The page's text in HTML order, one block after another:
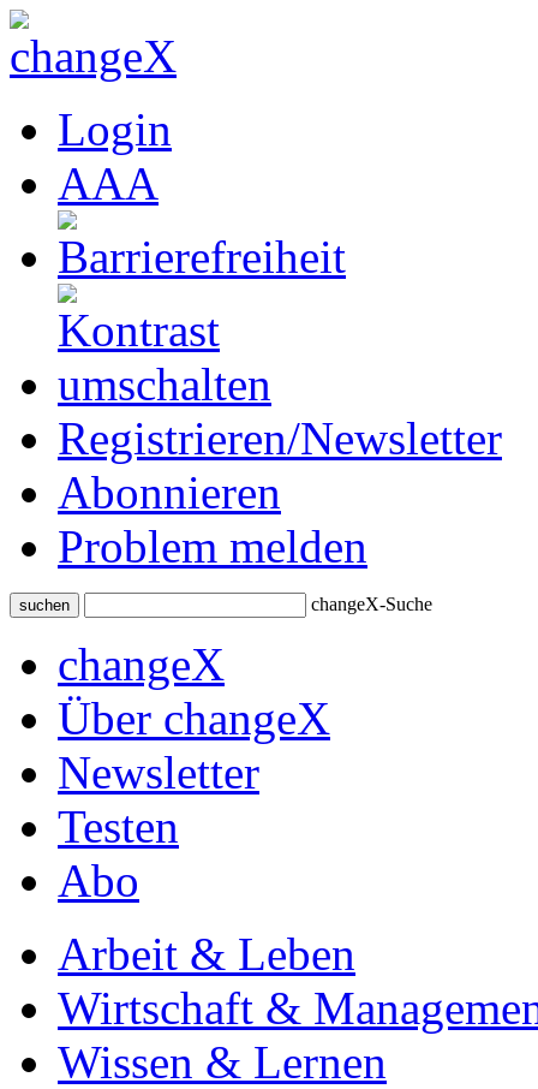
Login
AAA
Registrieren/Newsletter
Abonnieren
Problem melden
suchen changeX-Suche
changeX
Über changeX
Newsletter
Testen
Abo
Arbeit & Leben
Wirtschaft &
Wissen & Lernen